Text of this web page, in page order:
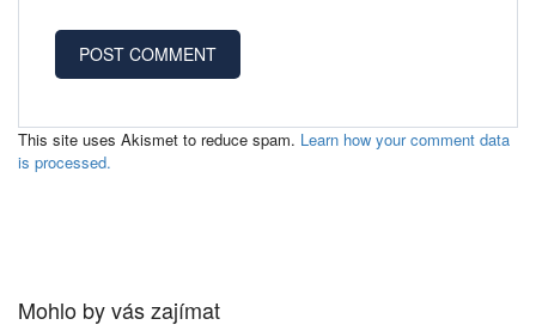
This site uses Akismet to reduce spam. Learn how your comment data
is processed.
Mohlo by vás zajímat